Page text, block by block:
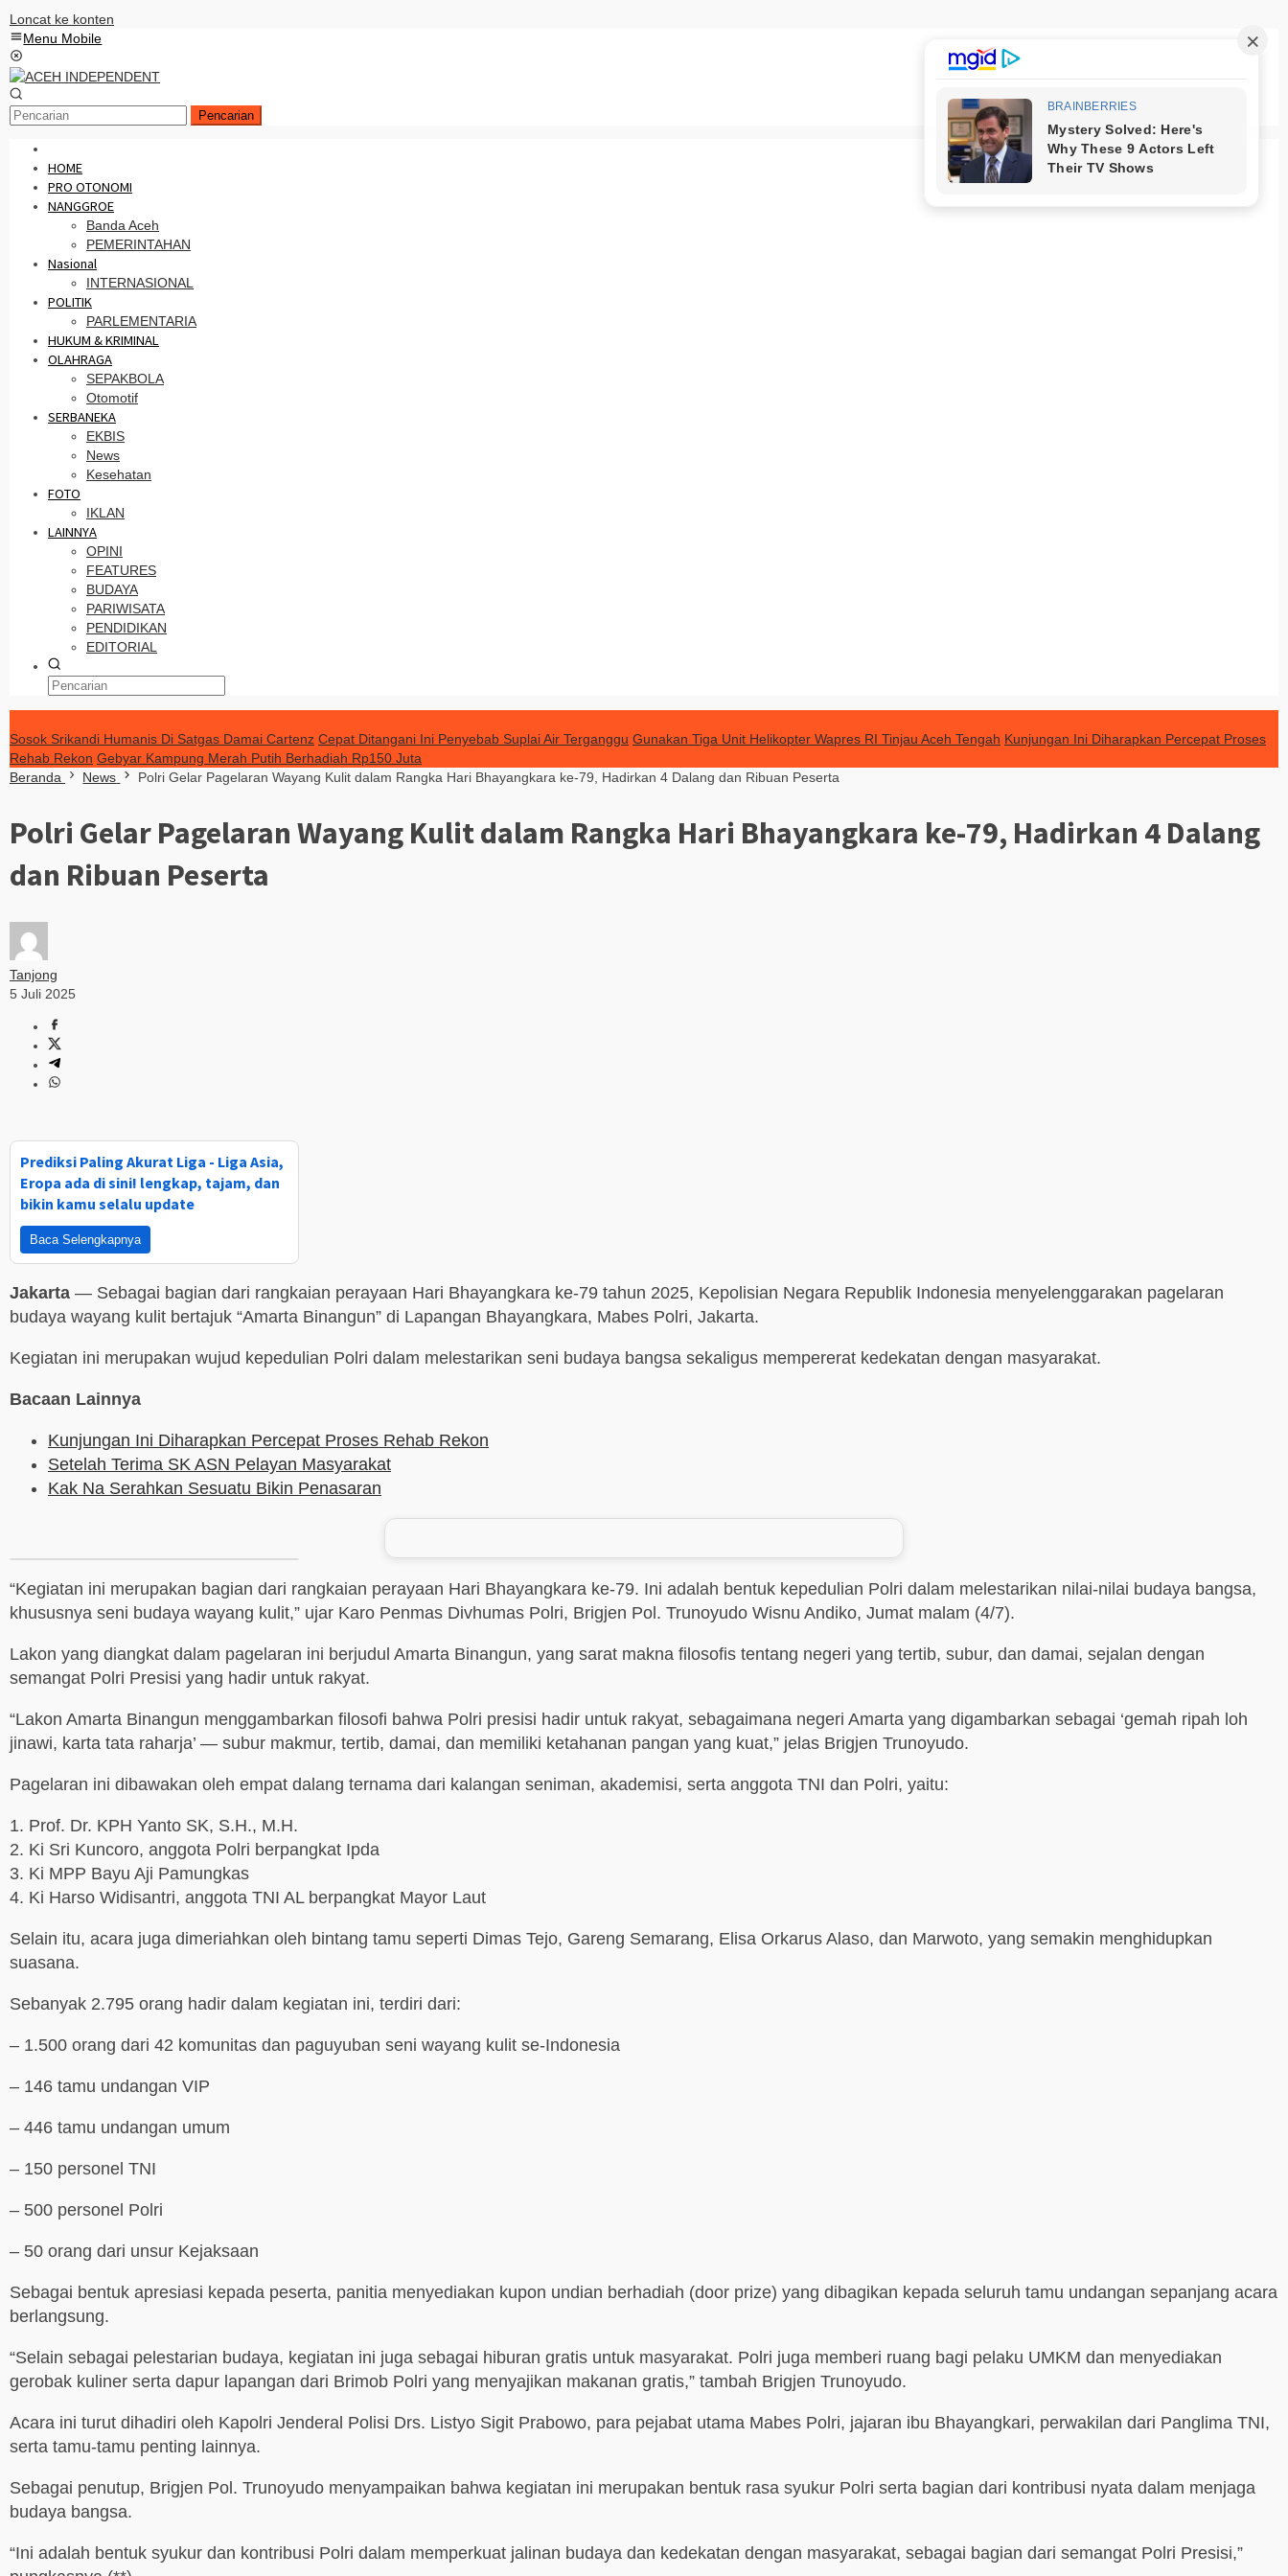
Loncat ke konten
Menu Mobile
Pencarian
HOME
PRO OTONOMI
NANGGROE
Banda Aceh
PEMERINTAHAN
Nasional
INTERNASIONAL
POLITIK
PARLEMENTARIA
HUKUM & KRIMINAL
OLAHRAGA
SEPAKBOLA
Otomotif
SERBANEKA
EKBIS
News
Kesehatan
FOTO
IKLAN
LAINNYA
OPINI
FEATURES
BUDAYA
PARIWISATA
PENDIDIKAN
EDITORIAL
Sosok Srikandi Humanis Di Satgas Damai Cartenz Cepat Ditangani Ini Penyebab Suplai Air Terganggu Gunakan Tiga Unit Helikopter Wapres RI Tinjau Aceh Tengah Kunjungan Ini Diharapkan Percepat Proses
Rehab Rekon Gebyar Kampung Merah Putih Berhadiah Rp150 Juta
Beranda
News Polri Gelar Pagelaran Wayang Kulit dalam Rangka Hari Bhayangkara ke-79, Hadirkan 4 Dalang dan Ribuan Peserta
Polri Gelar Pagelaran Wayang Kulit dalam Rangka Hari Bhayangkara ke-79, Hadirkan 4 Dalang
dan Ribuan Peserta
Tanjong
5 Juli 2025
Prediksi Paling Akurat Liga - Liga Asia,
Eropa ada di sini! lengkap, tajam, dan
bikin kamu selalu update
Baca Selengkapnya
Jakarta — Sebagai bagian dari rangkaian perayaan Hari Bhayangkara ke-79 tahun 2025, Kepolisian Negara Republik Indonesia menyelenggarakan pagelaran
budaya wayang kulit bertajuk “Amarta Binangun” di Lapangan Bhayangkara, Mabes Polri, Jakarta.
Kegiatan ini merupakan wujud kepedulian Polri dalam melestarikan seni budaya bangsa sekaligus mempererat kedekatan dengan masyarakat.
Bacaan Lainnya
Kunjungan Ini Diharapkan Percepat Proses Rehab Rekon
Setelah Terima SK ASN Pelayan Masyarakat
Kak Na Serahkan Sesuatu Bikin Penasaran
“Kegiatan ini merupakan bagian dari rangkaian perayaan Hari Bhayangkara ke-79. Ini adalah bentuk kepedulian Polri dalam melestarikan nilai-nilai budaya bangsa,
khususnya seni budaya wayang kulit,” ujar Karo Penmas Divhumas Polri, Brigjen Pol. Trunoyudo Wisnu Andiko, Jumat malam (4/7).
Lakon yang diangkat dalam pagelaran ini berjudul Amarta Binangun, yang sarat makna filosofis tentang negeri yang tertib, subur, dan damai, sejalan dengan
semangat Polri Presisi yang hadir untuk rakyat.
“Lakon Amarta Binangun menggambarkan filosofi bahwa Polri presisi hadir untuk rakyat, sebagaimana negeri Amarta yang digambarkan sebagai ‘gemah ripah loh
jinawi, karta tata raharja’ — subur makmur, tertib, damai, dan memiliki ketahanan pangan yang kuat,” jelas Brigjen Trunoyudo.
Pagelaran ini dibawakan oleh empat dalang ternama dari kalangan seniman, akademisi, serta anggota TNI dan Polri, yaitu:
1. Prof. Dr. KPH Yanto SK, S.H., M.H.
2. Ki Sri Kuncoro, anggota Polri berpangkat Ipda
3. Ki MPP Bayu Aji Pamungkas
4. Ki Harso Widisantri, anggota TNI AL berpangkat Mayor Laut
Selain itu, acara juga dimeriahkan oleh bintang tamu seperti Dimas Tejo, Gareng Semarang, Elisa Orkarus Alaso, dan Marwoto, yang semakin menghidupkan
suasana.
Sebanyak 2.795 orang hadir dalam kegiatan ini, terdiri dari:
– 1.500 orang dari 42 komunitas dan paguyuban seni wayang kulit se-Indonesia
– 146 tamu undangan VIP
– 446 tamu undangan umum
– 150 personel TNI
– 500 personel Polri
– 50 orang dari unsur Kejaksaan
Sebagai bentuk apresiasi kepada peserta, panitia menyediakan kupon undian berhadiah (door prize) yang dibagikan kepada seluruh tamu undangan sepanjang acara
berlangsung.
“Selain sebagai pelestarian budaya, kegiatan ini juga sebagai hiburan gratis untuk masyarakat. Polri juga memberi ruang bagi pelaku UMKM dan menyediakan
gerobak kuliner serta dapur lapangan dari Brimob Polri yang menyajikan makanan gratis,” tambah Brigjen Trunoyudo.
Acara ini turut dihadiri oleh Kapolri Jenderal Polisi Drs. Listyo Sigit Prabowo, para pejabat utama Mabes Polri, jajaran ibu Bhayangkari, perwakilan dari Panglima TNI,
serta tamu-tamu penting lainnya.
Sebagai penutup, Brigjen Pol. Trunoyudo menyampaikan bahwa kegiatan ini merupakan bentuk rasa syukur Polri serta bagian dari kontribusi nyata dalam menjaga
budaya bangsa.
“Ini adalah bentuk syukur dan kontribusi Polri dalam memperkuat jalinan budaya dan kedekatan dengan masyarakat, sebagai bagian dari semangat Polri Presisi,”